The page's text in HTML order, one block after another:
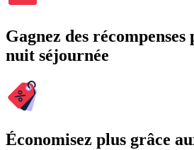
Gagnez des récompenses
nuit séjournée
Économisez plus grâce